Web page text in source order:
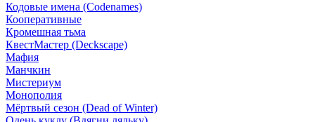
Кодовые имена (Codenames)
Кооперативные
Кромешная тьма
КвестМастер (Deckscape)
Мафия
Манчкин
Мистериум
Монополия
Мёртвый сезон (Dead of Winter)